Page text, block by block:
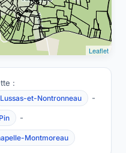
Leaflet
:
Lussas-et-Nontronneau -
-
Montmoreau